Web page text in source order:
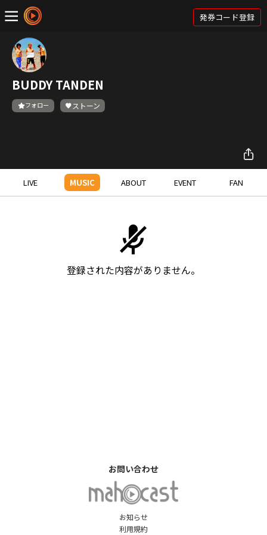
発券コード登録
BUDDY TANDEN
フォロー ストーン
LIVE MUSIC ABOUT EVENT FAN
登録された内容がありません。
お知らせ
利用規約
お問い合わせ